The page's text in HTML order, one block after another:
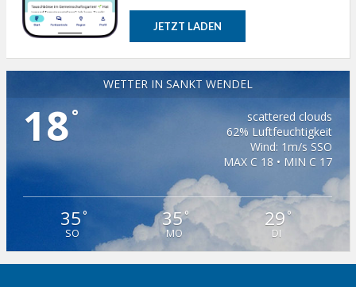
JETZT LADEN
WETTER IN SANKT WENDEL
18°
scattered clouds
62% Luftfeuchtigkeit
Wind: 1m/s SSO
MAX C 18 • MIN C 17
35°
SO
35°
MO
29°
DI